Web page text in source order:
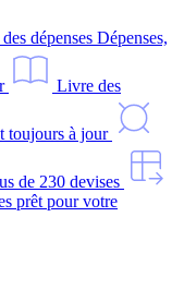
dépenses Dépenses,
Livre des
toujours à jour
de 230 devises
prêt pour votre